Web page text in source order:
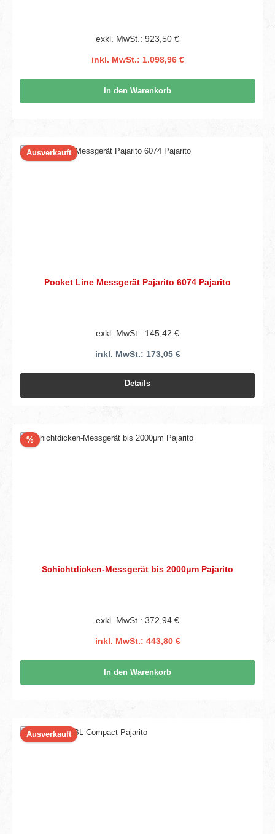
exkl. MwSt.: 923,50 €
inkl. MwSt.: 1.098,96 €
In den Warenkorb
Ausverkauft
Pocket Line Messgerät Pajarito 6074 Pajarito
exkl. MwSt.: 145,42 €
inkl. MwSt.: 173,05 €
Details
%Rabatt
Schichtdicken-Messgerät bis 2000μm Pajarito
exkl. MwSt.: 372,94 €
inkl. MwSt.: 443,80 €
In den Warenkorb
Ausverkauft